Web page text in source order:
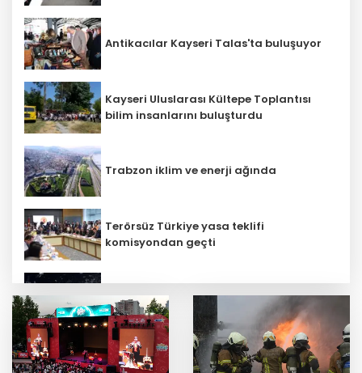
Antikacılar Kayseri Talas'ta buluşuyor
Kayseri Uluslarası Kültepe Toplantısı
bilim insanlarını buluşturdu
Trabzon iklim ve enerji ağında
Terörsüz Türkiye yasa teklifi
komisyondan geçti
felaket uyarısı
Lukaku Fener’e mi, Beşiktaş’a mı geliyor?